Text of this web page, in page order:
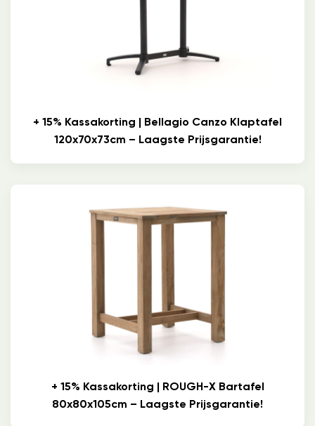
+ 15% Kassakorting | Bellagio Canzo Klaptafel
120x70x73cm – Laagste Prijsgarantie!
+ 15% Kassakorting | ROUGH-X Bartafel
80x80x105cm – Laagste Prijsgarantie!